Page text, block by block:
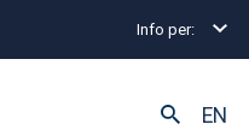
Info per:
EN
Gestione d'azienda